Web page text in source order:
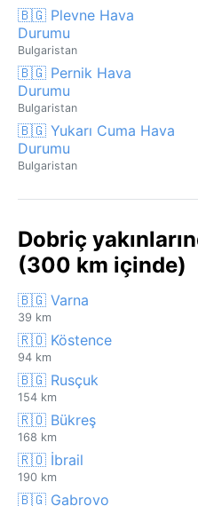
🇧🇬 Plevne Hava
Durumu
Bulgaristan
🇧🇬 Pernik Hava
Durumu
Bulgaristan
🇧🇬 Yukarı Cuma Hava
Durumu
Bulgaristan
Dobriç
(300 km içinde)
🇧🇬 Varna
39 km
🇷🇴 Köstence
94 km
🇧🇬 Rusçuk
154 km
🇷🇴 Bükreş
168 km
🇷🇴 İbrail
190 km
🇧🇬 Gabrovo